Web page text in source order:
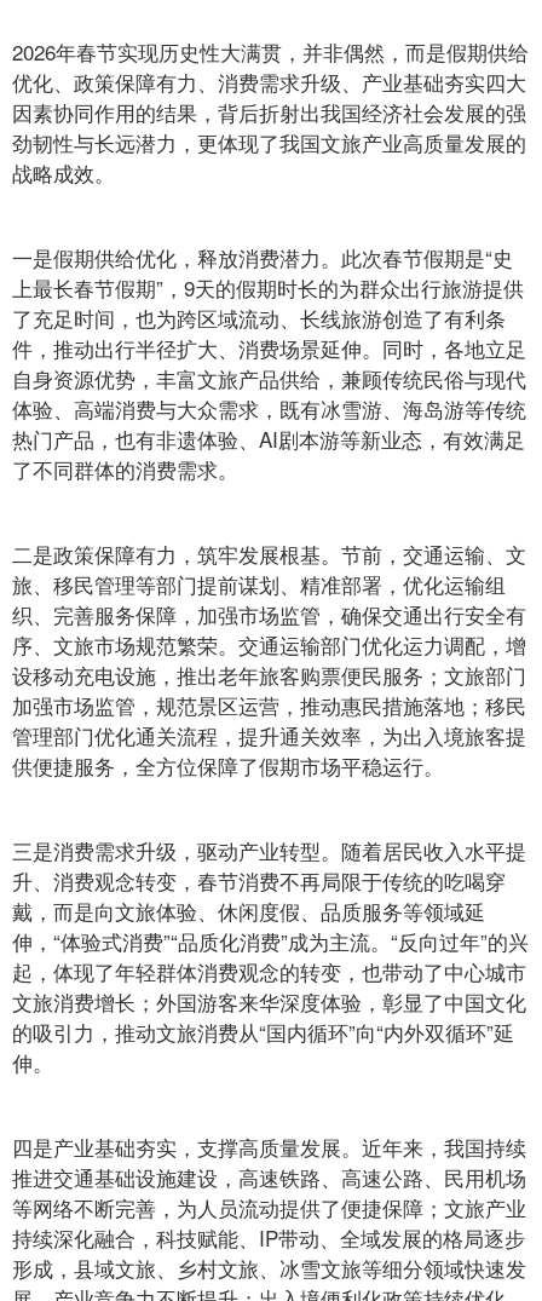
2026年春节实现历史性大满贯，并非偶然，而是假期供给
优化、政策保障有力、消费需求升级、产业基础夯实四大
因素协同作用的结果，背后折射出我国经济社会发展的强
劲韧性与长远潜力，更体现了我国文旅产业高质量发展的
战略成效。
一是假期供给优化，释放消费潜力。此次春节假期是“史
上最长春节假期”，9天的假期时长的为群众出行旅游提供
了充足时间，也为跨区域流动、长线旅游创造了有利条
件，推动出行半径扩大、消费场景延伸。同时，各地立足
自身资源优势，丰富文旅产品供给，兼顾传统民俗与现代
体验、高端消费与大众需求，既有冰雪游、海岛游等传统
热门产品，也有非遗体验、AI剧本游等新业态，有效满足
了不同群体的消费需求。
二是政策保障有力，筑牢发展根基。节前，交通运输、文
旅、移民管理等部门提前谋划、精准部署，优化运输组
织、完善服务保障，加强市场监管，确保交通出行安全有
序、文旅市场规范繁荣。交通运输部门优化运力调配，增
设移动充电设施，推出老年旅客购票便民服务；文旅部门
加强市场监管，规范景区运营，推动惠民措施落地；移民
管理部门优化通关流程，提升通关效率，为出入境旅客提
供便捷服务，全方位保障了假期市场平稳运行。
三是消费需求升级，驱动产业转型。随着居民收入水平提
升、消费观念转变，春节消费不再局限于传统的吃喝穿
戴，而是向文旅体验、休闲度假、品质服务等领域延
伸，“体验式消费”“品质化消费”成为主流。“反向过年”的兴
起，体现了年轻群体消费观念的转变，也带动了中心城市
文旅消费增长；外国游客来华深度体验，彰显了中国文化
的吸引力，推动文旅消费从“国内循环”向“内外双循环”延
伸。
四是产业基础夯实，支撑高质量发展。近年来，我国持续
推进交通基础设施建设，高速铁路、高速公路、民用机场
等网络不断完善，为人员流动提供了便捷保障；文旅产业
持续深化融合，科技赋能、IP带动、全域发展的格局逐步
形成，县域文旅、乡村文旅、冰雪文旅等细分领域快速发